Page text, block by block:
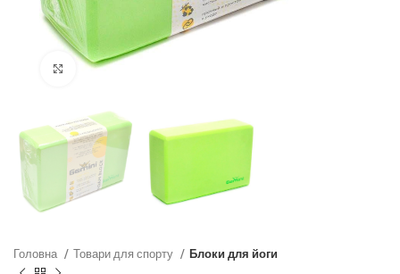
Клацніть, щоб збільшити
Головна Товари для спорту Блоки для йоги